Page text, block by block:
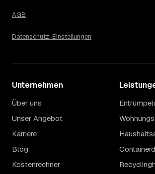
AGB
Datenschutz-Einstellungen
Unternehmen
Über uns
Unser Angebot
Karriere
Blog
Kostenrechner